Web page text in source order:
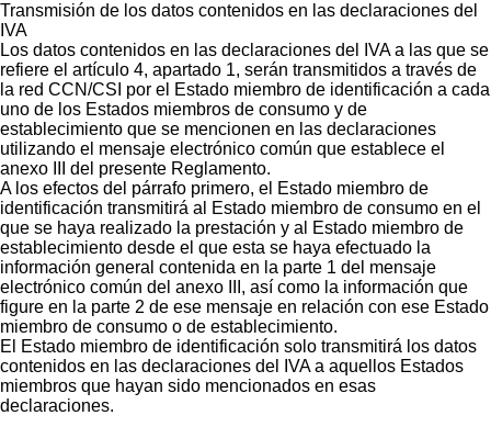
Transmisión de los datos contenidos en las declaraciones del
IVA
Los datos contenidos en las declaraciones del IVA a las que se
refiere el artículo 4, apartado 1, serán transmitidos a través de
la red CCN/CSI por el Estado miembro de identificación a cada
uno de los Estados miembros de consumo y de
establecimiento que se mencionen en las declaraciones
utilizando el mensaje electrónico común que establece el
anexo III del presente Reglamento.
A los efectos del párrafo primero, el Estado miembro de
identificación transmitirá al Estado miembro de consumo en el
que se haya realizado la prestación y al Estado miembro de
establecimiento desde el que esta se haya efectuado la
información general contenida en la parte 1 del mensaje
electrónico común del anexo III, así como la información que
figure en la parte 2 de ese mensaje en relación con ese Estado
miembro de consumo o de establecimiento.
El Estado miembro de identificación solo transmitirá los datos
contenidos en las declaraciones del IVA a aquellos Estados
miembros que hayan sido mencionados en esas
declaraciones.